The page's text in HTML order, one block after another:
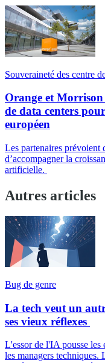
Souveraineté des centre
Orange et Morrison
de data centers
européen
Les partenaires prévoient
d’accompagner la
artificielle.
Autres articles
Bug de genre
La tech veut un
ses vieux réflexes
L'essor de l'IA pousse les
les managers techniques.